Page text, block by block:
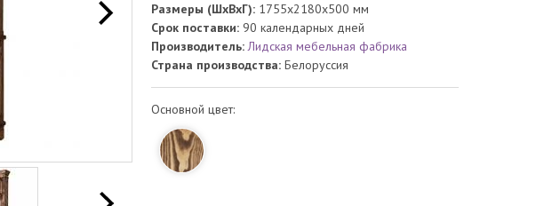
Размеры (ШхВхГ): 1755x2180x500 мм
Срок поставки: 90 календарных дней
Производитель:Лидская мебельная фабрика
Страна производства: Белоруссия
Основной цвет: